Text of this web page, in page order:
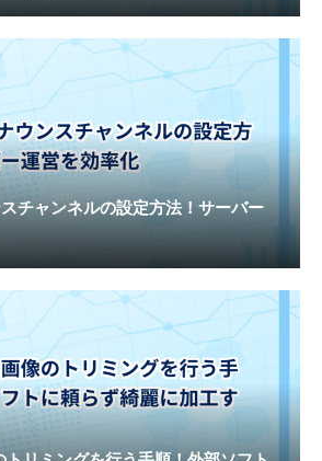
チャンネルの設定方法！サーバー